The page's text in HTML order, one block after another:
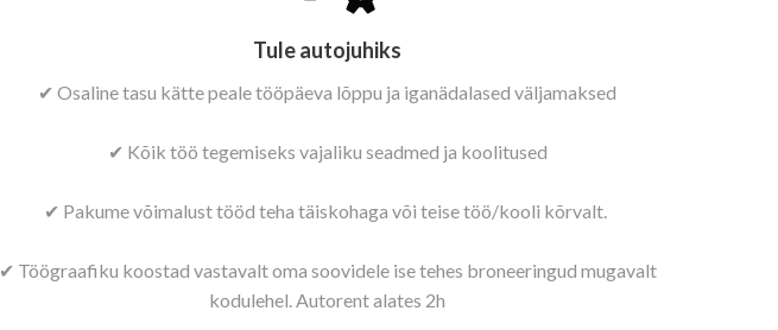
Tule autojuhiks
✔ Osaline tasu kätte peale tööpäeva lõppu ja iganädalased väljamaksed
✔ Kõik töö tegemiseks vajaliku seadmed ja koolitused
✔ Pakume võimalust tööd teha täiskohaga või teise töö/kooli kõrvalt.
✔ Töögraafiku koostad vastavalt oma soovidele ise tehes broneeringud mugavalt
kodulehel.Autorent alates 2h